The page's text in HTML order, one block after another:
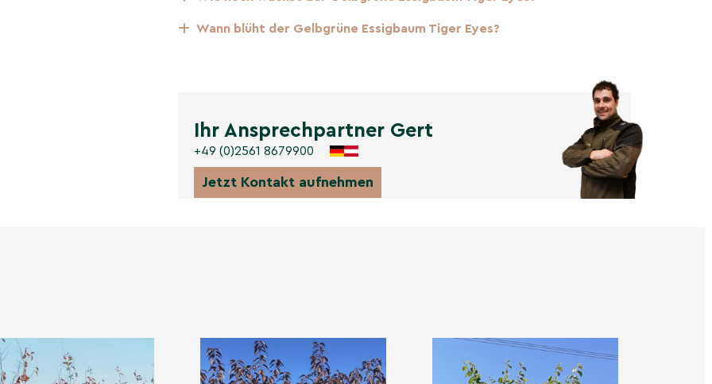
Schatten.
– ein eindrucksvoller
Wann blüht der Gelbgrüne Essigbaum Tiger Eyes?
Ihr Ansprechpartner Gert
+49 (0)2561 8679900
Jetzt Kontakt aufnehmen